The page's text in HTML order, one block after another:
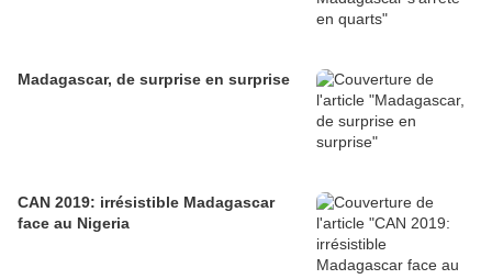
Madagascar, de surprise en surprise
CAN 2019: irrésistible Madagascar
face au Nigeria